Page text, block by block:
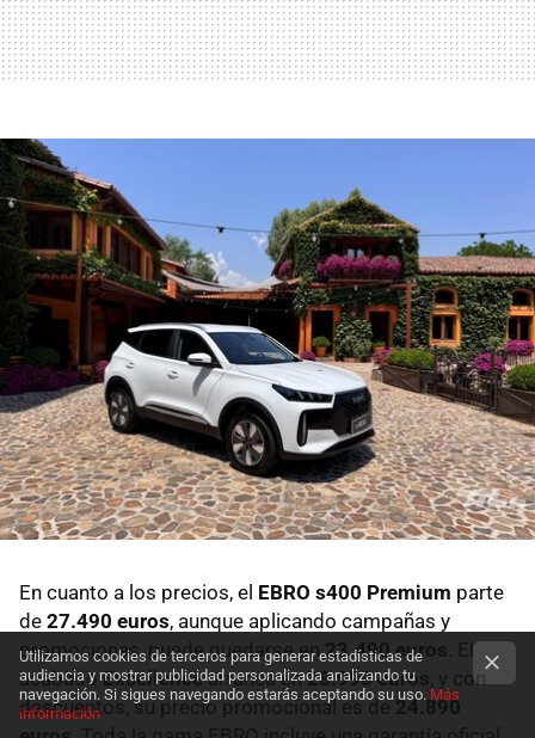
En cuanto a los precios, el EBRO s400 Premium parte
de 27.490 euros, aunque aplicando campañas y
promociones, puede quedarse en23.490 euros . El
acabadoExcellencearranca en28.990 euros, y con
descuentos, su precio promocional es de24.890
Utilizamos cookies de terceros para generar estadísticas de
audiencia y mostrar publicidad personalizada analizando tu
navegación. Si sigues navegando estarás aceptando su uso. Más
información